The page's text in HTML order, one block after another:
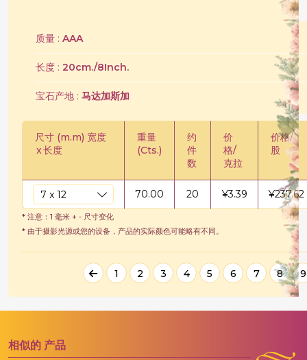
质量 : AAA
长度 : 20cm./8Inch.
宝石产地 : 马达加斯加
尺寸 (m.m) 宽度
x长度
重量
(Cts.)
约
件
数
价
格/
克拉
价格/
股
70.00 20 ¥3.39 ¥237.62
* 注意：1 毫米 + - 尺寸变化
* 由于摄影光源或您的设备，产品的实际颜色可能略有不同。
1 2 3 4 5 6 7 8 9
相似的 产品